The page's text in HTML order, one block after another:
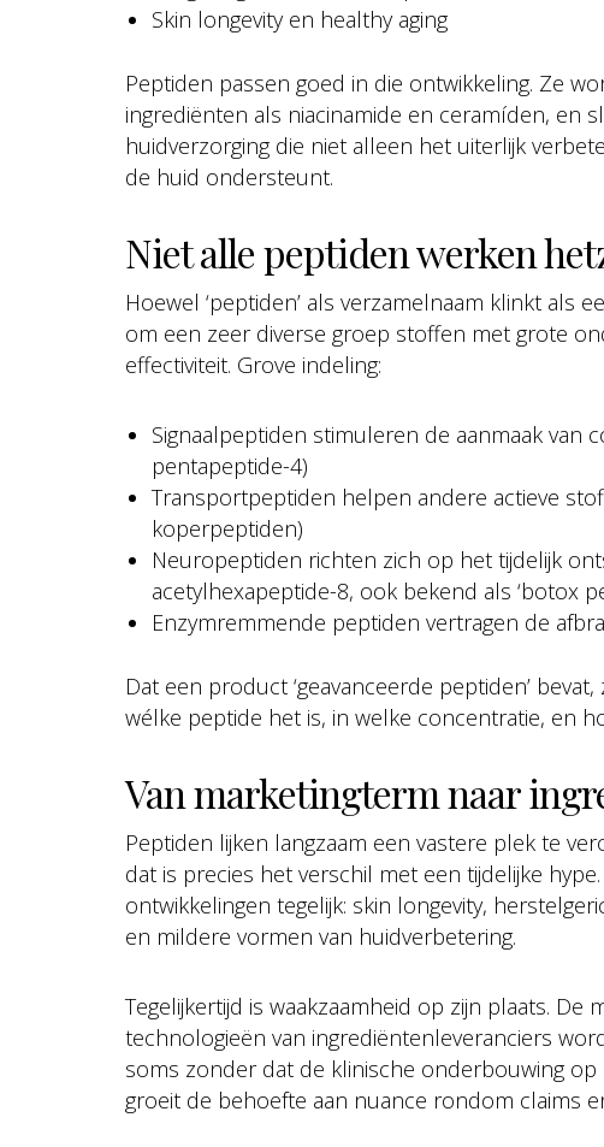
Skin longevity en healthy aging
Peptiden passen goed in die ontwikkeling. Ze
ingrediënten als niacinamide en ceramíden, en
huidverzorging die niet alleen het uiterlijk
de huid ondersteunt.
Niet alle peptiden werken
Hoewel ‘peptiden’ als verzamelnaam klinkt als
om een zeer diverse groep stoffen met grote
effectiviteit. Grove indeling:
Signaalpeptiden stimuleren de aanmaak van
pentapeptide-4)
Transportpeptiden helpen andere actieve
koperpeptiden)
Neuropeptiden richten zich op het tijdelijk
acetylhexapeptide-8, ook bekend als ‘botox
Enzymremmende peptiden vertragen de
Dat een product ‘geavanceerde peptiden’
wélke peptide het is, in welke concentratie, en
Van marketingterm naar
Peptiden lijken langzaam een vastere plek te
dat is precies het verschil met een tijdelijke
ontwikkelingen tegelijk: skin longevity,
en mildere vormen van huidverbetering.
Tegelijkertijd is waakzaamheid op zijn plaats.
technologieën van ingrediëntenleveranciers
soms zonder dat de klinische onderbouwing
groeit de behoefte aan nuance rondom claims